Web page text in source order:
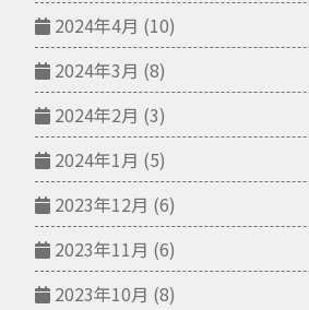
2024年4月 (10)
2024年3月 (8)
2024年2月 (3)
2024年1月 (5)
2023年12月 (6)
2023年11月 (6)
2023年10月 (8)